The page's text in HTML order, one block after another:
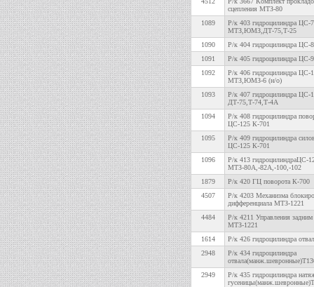
сцепления МТЗ-80
1089
Р/к 403 гидроцилиндра ЦС-
МТЗ,ЮМЗ,ДТ-75,Т-25
1090
Р/к 404 гидроцилиндра
1091
Р/к 405 гидроцилиндра ЦС-
1092
Р/к 406 гидроцилиндра ЦС-
МТЗ,ЮМЗ-6 (н/о)
1093
Р/к 407 гидроцилиндра ЦС-
ДТ-75,Т-74,Т-4А
1094
Р/к 408 гидроцилиндра
ЦС-125 К-701
1095
Р/к 409 гидроцилиндра
ЦС-125 К-701
1096
Р/к 413 гидроцилиндраЦС-
МТЗ-80А,-82А,-100,-102
1879
Р/к 420 ГЦ поворота К-700
4507
Р/к 4203 Механизма
дифференциала МТЗ-1221
4484
Р/к 4211 Управления
МТЗ-1221
1614
Р/к 426 гидроцилиндра
2948
Р/к 434 гидроцилиндра
2949
Р/к 435 гидроцилиндра